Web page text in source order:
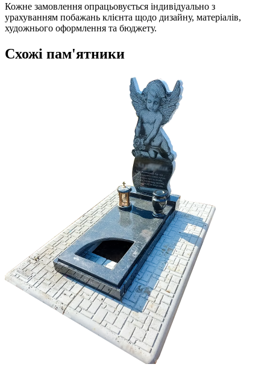
Кожне замовлення опрацьовується індивідуально з
урахуванням побажань клієнта щодо дизайну, матеріалів,
художнього оформлення та бюджету.
Схожі пам'ятники